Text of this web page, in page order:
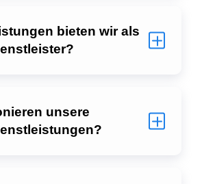
bieten wir als
unsere